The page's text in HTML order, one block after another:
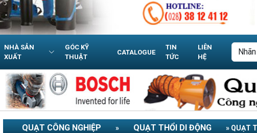
NHÀ SẢN
XUẤT
GÓC KỸ
THUẬT
CATALOGUE
TIN
TỨC
LIÊN
HỆ
QUẠT CÔNG NGHIỆP » QUẠT THỔI DI ĐỘNG » QUẠT